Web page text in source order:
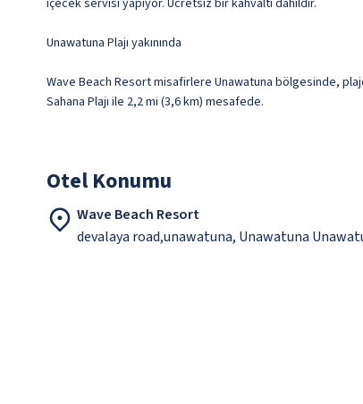
içecek servisi yapıyor. Ücretsiz bir kahvaltı dâhildir.
Unawatuna Plajı yakınında
Wave Beach Resort misafirlere Unawatuna bölgesinde,
Sahana Plajı ile 2,2 mi (3,6 km) mesafede.
Otel Konumu
Wave Beach Resort
devalaya road,unawatuna, Unawatuna